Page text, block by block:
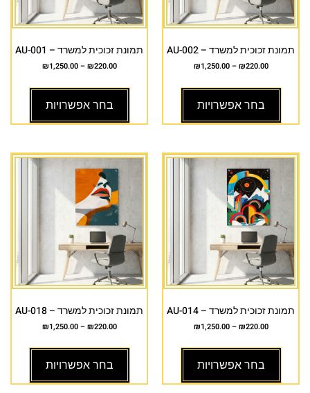
תמונת זכוכית למשרד – AU-002
₪220.00
–
₪1,250.00
בחר אפשרויות
תמונת זכוכית למשרד – AU-001
₪220.00
–
₪1,250.00
בחר אפשרויות
תמונת זכוכית למשרד – AU-014
₪220.00
–
₪1,250.00
בחר אפשרויות
תמונת זכוכית למשרד – AU-018
₪220.00
–
₪1,250.00
בחר אפשרויות